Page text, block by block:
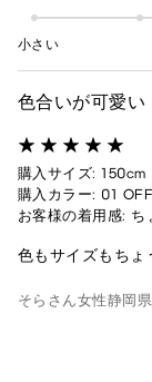
小さい
色合いが可愛い
購入サイズ: 150cm
購入カラー: 01
お客様の着用感: ち
色もサイズもちょ
そらさん女性静岡県